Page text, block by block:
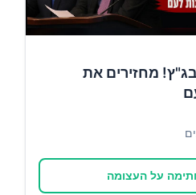
מחזירים את
על העצומה